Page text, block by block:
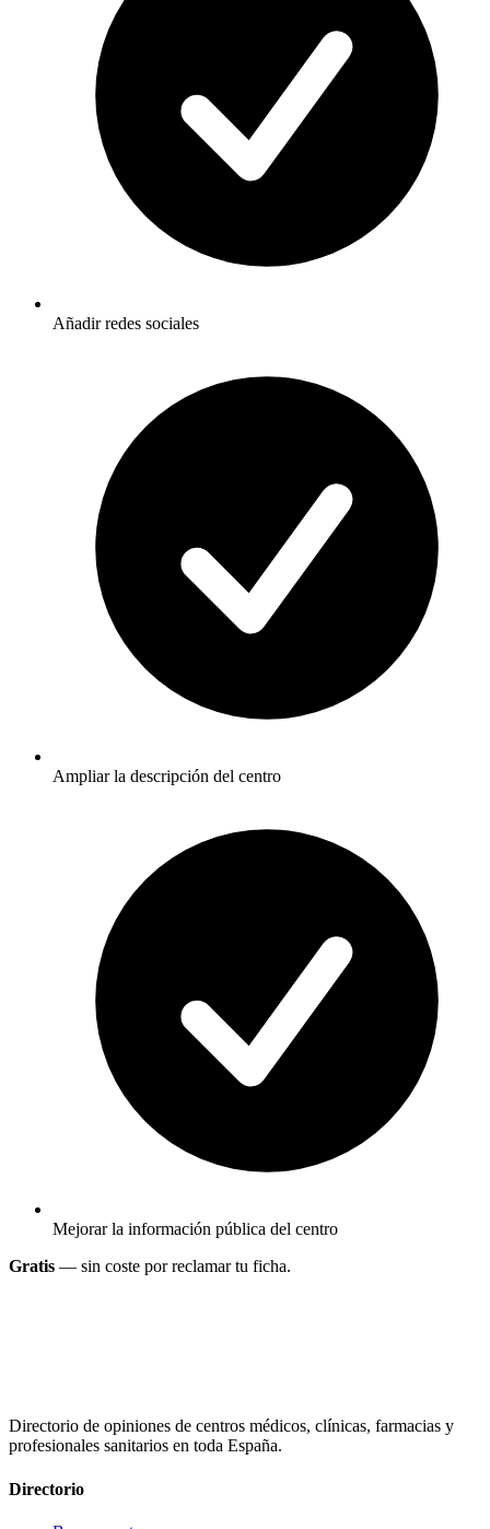
Añadir redes sociales
Ampliar la descripción del centro
Mejorar la información pública del centro
Gratis — sin coste por reclamar tu ficha.
Directorio de opiniones de centros médicos, clínicas, farmacias y
profesionales sanitarios en toda España.
Directorio